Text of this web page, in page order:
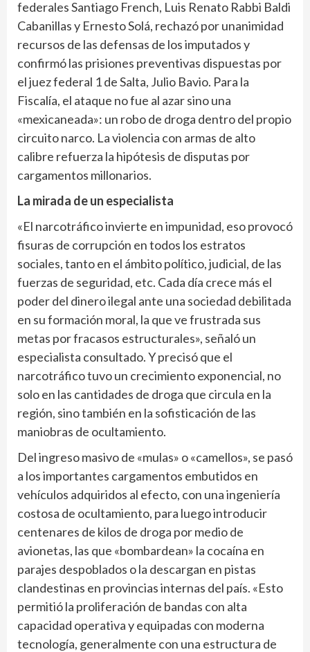
federales Santiago French, Luis Renato Rabbi Baldi
Cabanillas y Ernesto Solá, rechazó por unanimidad
recursos de las defensas de los imputados y
confirmó las prisiones preventivas dispuestas por
el juez federal 1 de Salta, Julio Bavio. Para la
Fiscalía, el ataque no fue al azar sino una
«mexicaneada»: un robo de droga dentro del propio
circuito narco. La violencia con armas de alto
calibre refuerza la hipótesis de disputas por
cargamentos millonarios.
La mirada de un especialista
«El narcotráfico invierte en impunidad, eso provocó
fisuras de corrupción en todos los estratos
sociales, tanto en el ámbito político, judicial, de las
fuerzas de seguridad, etc. Cada día crece más el
poder del dinero ilegal ante una sociedad debilitada
en su formación moral, la que ve frustrada sus
metas por fracasos estructurales», señaló un
especialista consultado. Y precisó que el
narcotráfico tuvo un crecimiento exponencial, no
solo en las cantidades de droga que circula en la
región, sino también en la sofisticación de las
maniobras de ocultamiento.
Del ingreso masivo de «mulas» o «camellos», se pasó
a los importantes cargamentos embutidos en
vehículos adquiridos al efecto, con una ingeniería
costosa de ocultamiento, para luego introducir
centenares de kilos de droga por medio de
avionetas, las que «bombardean» la cocaína en
parajes despoblados o la descargan en pistas
clandestinas en provincias internas del país. «Esto
permitió la proliferación de bandas con alta
capacidad operativa y equipadas con moderna
tecnología, generalmente con una estructura de